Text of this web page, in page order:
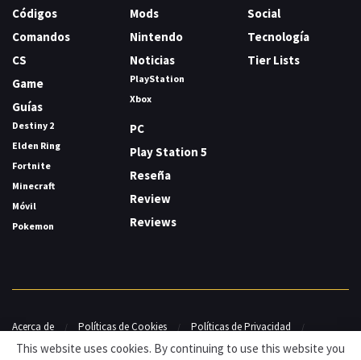
Códigos
Comandos
CS
Game
Guías
Destiny 2
Elden Ring
Fortnite
Minecraft
Móvil
Pokemon
Mods
Nintendo
Noticias
PlayStation
Xbox
PC
Play Station 5
Reseña
Review
Reviews
Social
Tecnología
Tier Lists
Acerca de Políticas de Cookies
Políticas de Privacidad
Contacto
This website uses cookies. By continuing to use this website you